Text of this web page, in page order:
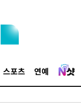
스포츠 연예